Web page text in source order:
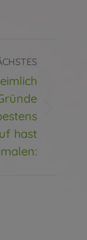
hast